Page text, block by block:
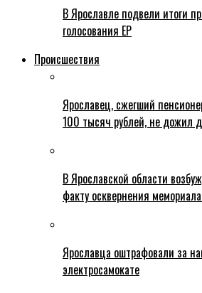
В Ярославле подвели итоги
голосования ЕР
Происшествия
Ярославец, сжегший
100 тысяч рублей, не дожил
В Ярославской области
факту осквернения
Ярославца оштрафовали за
электросамокате